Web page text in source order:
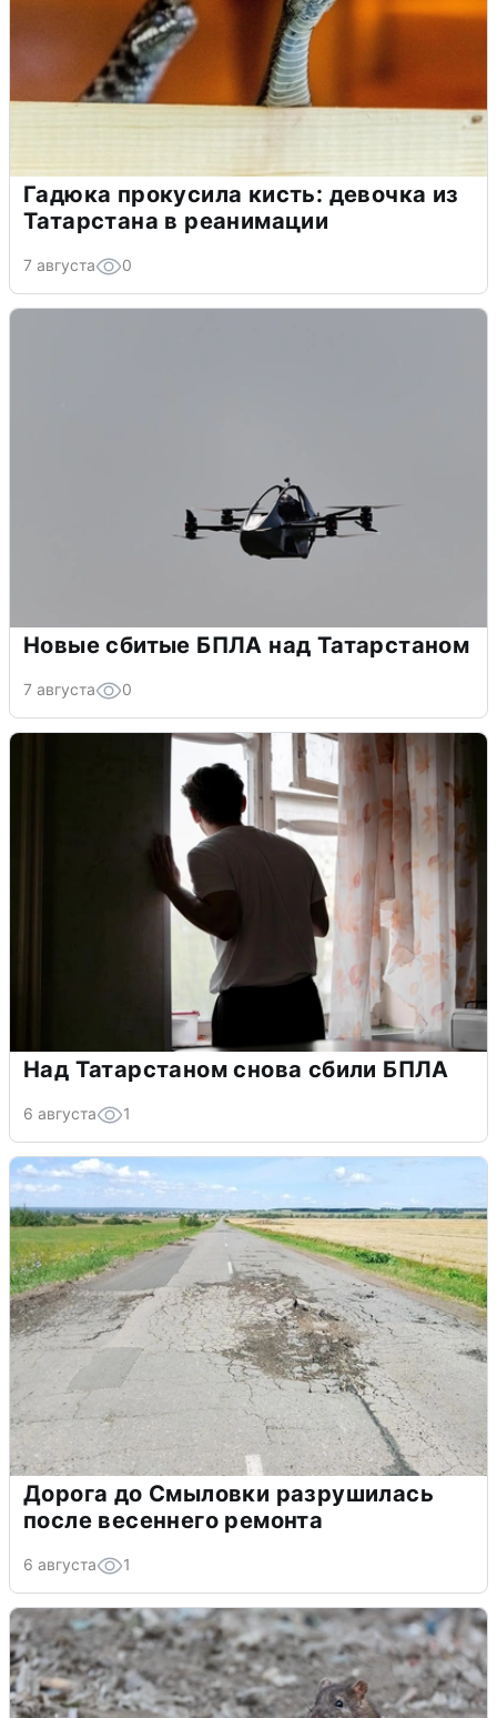
Гадюка прокусила кисть: девочка из
Татарстана в реанимации
7 августа 0
Новые сбитые БПЛА над Татарстаном
7 августа 0
Над Татарстаном снова сбили БПЛА
6 августа 1
Дорога до Смыловки разрушилась
после весеннего ремонта
6 августа 1